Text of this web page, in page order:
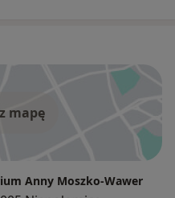
mapę
Anny Moszko-Wawer